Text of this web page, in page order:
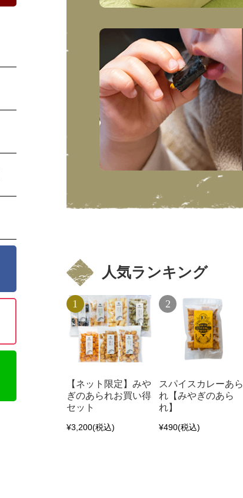
人気ランキング
【ネット限定】みや
ぎのあられお買い得
セット
¥3,200(税込)
スパイスカレーあら
れ【みやぎのあら
れ】
¥490(税込)